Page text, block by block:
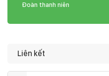
Đoàn thanh niên
Liên kết